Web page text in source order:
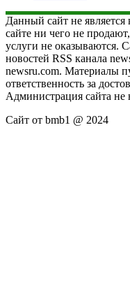
Данный сайт не
сайте ни чего не
услуги не оказываются.
новостей RSS канала
newsru.com. Материалы
ответственность за
Администрация сайта не
Сайт от bmb1 @ 2024